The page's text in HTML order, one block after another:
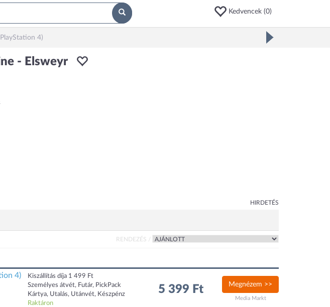
Kedvencek (0)
4)
- Elsweyr
HIRDETÉS
RENDEZÉS /
4)
Kiszállítás díja 1 499 Ft
Személyes átvét, Futár, PickPack
Kártya, Utalás, Utánvét, Készpénz
Raktáron
5 399 Ft Megnézem >>
Media Markt